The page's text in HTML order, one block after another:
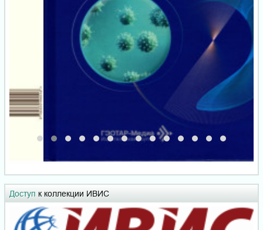
Доступ к коллекции ИВИС